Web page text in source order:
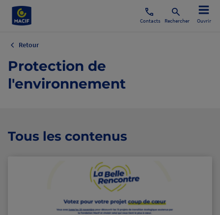
Contacts Rechercher Ouvrir
Retour
Protection de
l'environnement
Tous les contenus